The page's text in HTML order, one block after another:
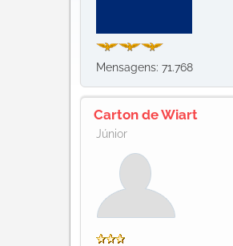
Mensagens: 71.768
Carton de Wiart
Júnior